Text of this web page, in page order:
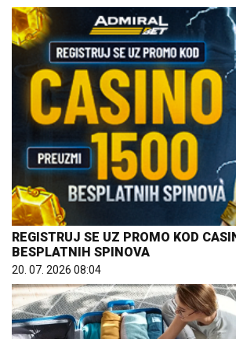
REGISTRUJ SE UZ PROMO KOD
BESPLATNIH SPINOVA
20. 07. 2026 08:04